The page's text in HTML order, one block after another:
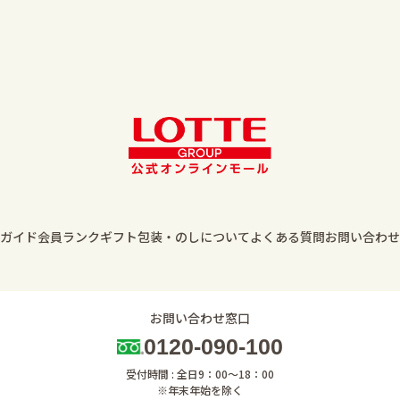
イド会員ランクギフト包装・のしについてよくある質問お問い合わせ
お問い合わせ窓口
0120-090-100
受付時間 : 全日9：00～18：00
※年末年始を除く